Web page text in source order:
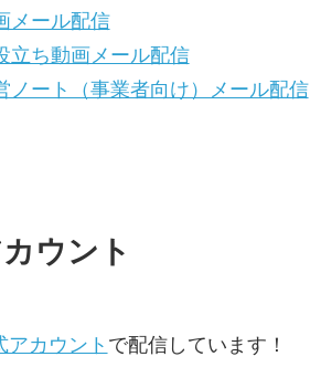
メール配信
ち動画メール配信
ート（事業者向け）メール配信
ウント
アカウントで配信しています！